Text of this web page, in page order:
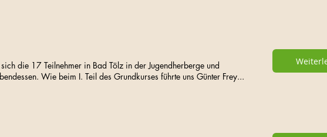
die 17 Teilnehmer in Bad Tölz in der Jugendherberge und
Wie beim I. Teil des Grundkurses führte uns Günter Frey...